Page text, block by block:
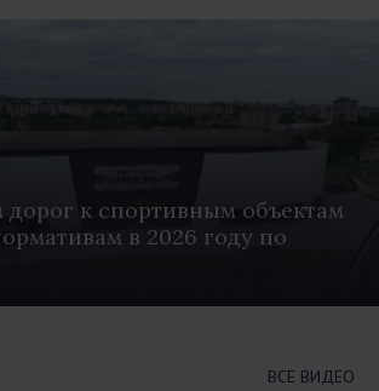
дорог к спортивным объектам
в 2026 году по
ВСЕ ВИДЕО